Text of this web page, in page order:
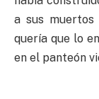
a sus muertos
quería que lo
en el panteón